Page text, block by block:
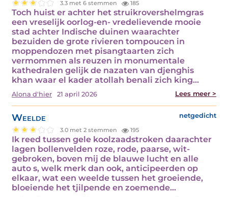
3.3 met 6 stemmen 185
Toch huist er achter het struikrovershelmgras
een vreselijk oorlog-en- vredelievende mooie
stad achter Indische duinen waarachter
bezuiden de grote rivieren tompoucen in
moppendozen met pisangtaarten zich
vermommen als reuzen in monumentale
kathedralen gelijk de nazaten van djenghis
khan waar el kader atollah benali zich king…
Alona d'hier 21 april 2026 Lees meer >
Weelde netgedicht
3.0 met 2 stemmen 195
Ik reed tussen gele koolzaadstroken daarachter
lagen bollenvelden roze, rode, paarse, wit-
gebroken, boven mij de blauwe lucht en alle
auto s, welk merk dan ook, anticipeerden op
elkaar, wat een weelde tussen het groeiende,
bloeiende het tjilpende en zoemende…